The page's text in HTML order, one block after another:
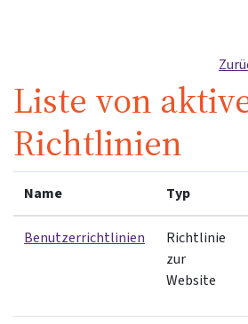
Liste von
Richtlinien
Name Typ
Benutzerrichtlinien
Richtlinie
zur
Website